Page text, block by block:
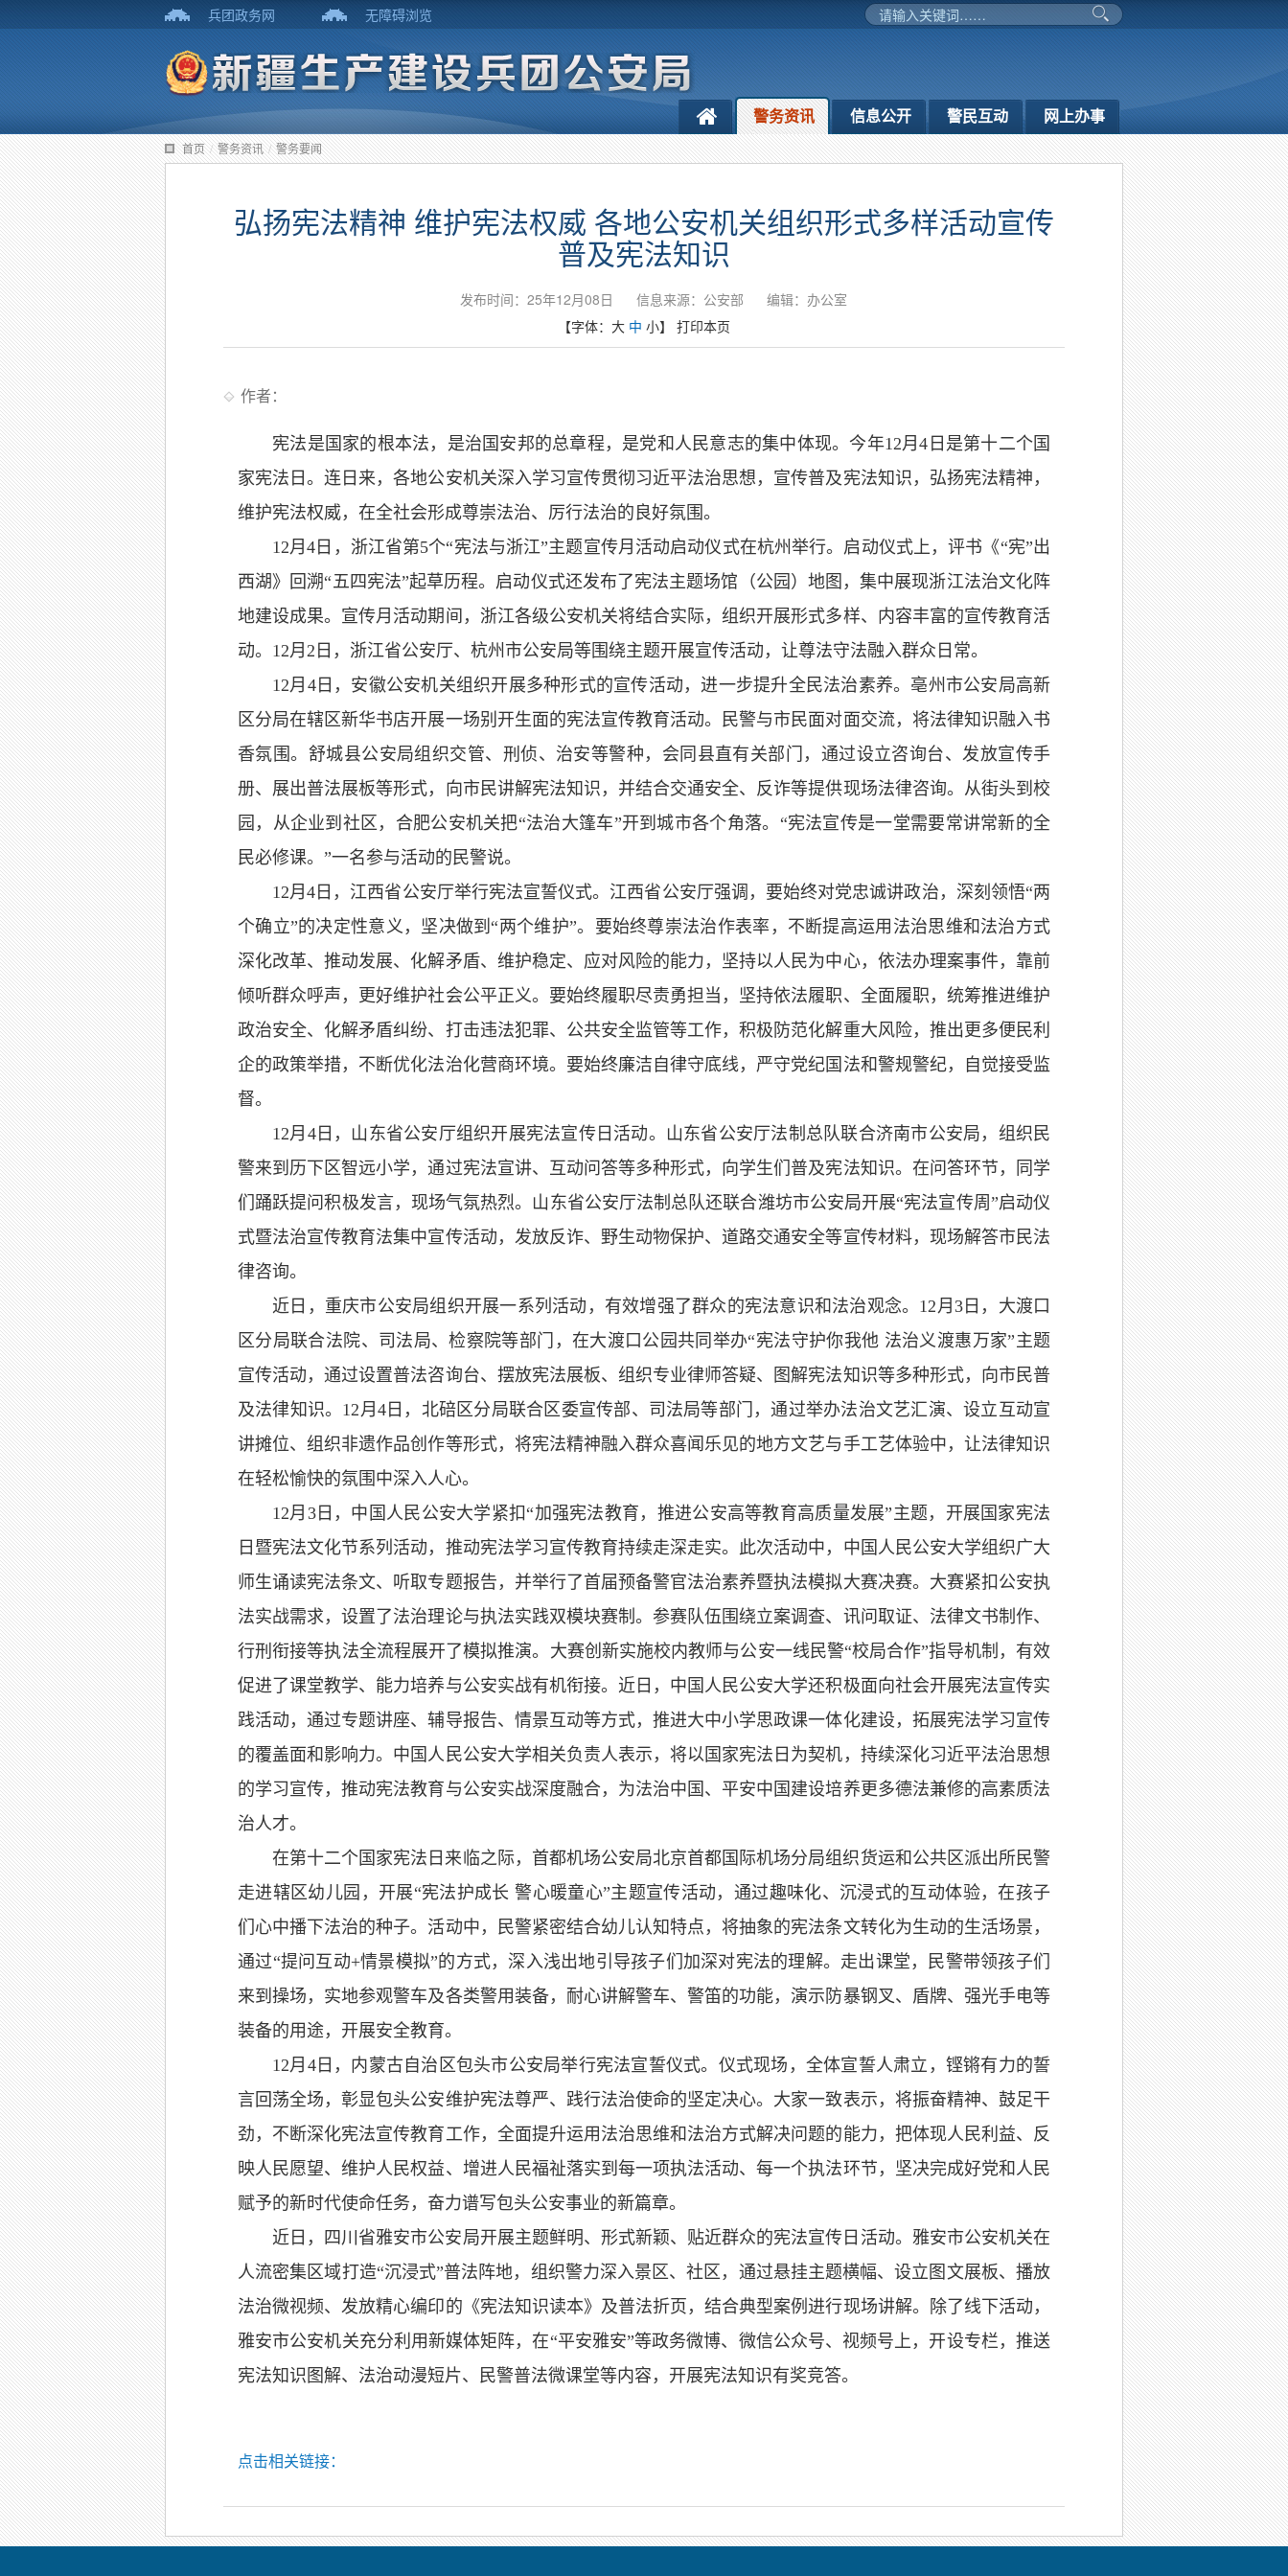
兵团政务网 无障碍浏览
警务资讯 信息公开 警民互动 网上办事
首页 / 警务资讯 / 警务要闻
弘扬宪法精神 维护宪法权威 各地公安机关组织形式多样活动宣传
普及宪法知识
发布时间：25年12月08日 信息来源：公安部
编辑：办公室
【字体： 大 中 小】 打印本页
作者：
宪法是国家的根本法，是治国安邦的总章程，是党和人民意志的集中体现。今年12月4日是第十二个国
家宪法日。连日来，各地公安机关深入学习宣传贯彻习近平法治思想，宣传普及宪法知识，弘扬宪法精神，
维护宪法权威，在全社会形成尊崇法治、厉行法治的良好氛围。
12月4日，浙江省第5个“宪法与浙江”主题宣传月活动启动仪式在杭州举行。启动仪式上，评书《“宪”出
西湖》回溯“五四宪法”起草历程。启动仪式还发布了宪法主题场馆（公园）地图，集中展现浙江法治文化阵
地建设成果。宣传月活动期间，浙江各级公安机关将结合实际，组织开展形式多样、内容丰富的宣传教育活
动。12月2日，浙江省公安厅、杭州市公安局等围绕主题开展宣传活动，让尊法守法融入群众日常。
12月4日，安徽公安机关组织开展多种形式的宣传活动，进一步提升全民法治素养。亳州市公安局高新
区分局在辖区新华书店开展一场别开生面的宪法宣传教育活动。民警与市民面对面交流，将法律知识融入书
香氛围。舒城县公安局组织交管、刑侦、治安等警种，会同县直有关部门，通过设立咨询台、发放宣传手
册、展出普法展板等形式，向市民讲解宪法知识，并结合交通安全、反诈等提供现场法律咨询。从街头到校
园，从企业到社区，合肥公安机关把“法治大篷车”开到城市各个角落。“宪法宣传是一堂需要常讲常新的全
民必修课。”一名参与活动的民警说。
12月4日，江西省公安厅举行宪法宣誓仪式。江西省公安厅强调，要始终对党忠诚讲政治，深刻领悟“两
个确立”的决定性意义，坚决做到“两个维护”。要始终尊崇法治作表率，不断提高运用法治思维和法治方式
深化改革、推动发展、化解矛盾、维护稳定、应对风险的能力，坚持以人民为中心，依法办理案事件，靠前
倾听群众呼声，更好维护社会公平正义。要始终履职尽责勇担当，坚持依法履职、全面履职，统筹推进维护
政治安全、化解矛盾纠纷、打击违法犯罪、公共安全监管等工作，积极防范化解重大风险，推出更多便民利
企的政策举措，不断优化法治化营商环境。要始终廉洁自律守底线，严守党纪国法和警规警纪，自觉接受监
督。
12月4日，山东省公安厅组织开展宪法宣传日活动。山东省公安厅法制总队联合济南市公安局，组织民
警来到历下区智远小学，通过宪法宣讲、互动问答等多种形式，向学生们普及宪法知识。在问答环节，同学
们踊跃提问积极发言，现场气氛热烈。山东省公安厅法制总队还联合潍坊市公安局开展“宪法宣传周”启动仪
式暨法治宣传教育法集中宣传活动，发放反诈、野生动物保护、道路交通安全等宣传材料，现场解答市民法
律咨询。
近日，重庆市公安局组织开展一系列活动，有效增强了群众的宪法意识和法治观念。12月3日，大渡口
区分局联合法院、司法局、检察院等部门，在大渡口公园共同举办“宪法守护你我他 法治义渡惠万家”主题
宣传活动，通过设置普法咨询台、摆放宪法展板、组织专业律师答疑、图解宪法知识等多种形式，向市民普
及法律知识。12月4日，北碚区分局联合区委宣传部、司法局等部门，通过举办法治文艺汇演、设立互动宣
讲摊位、组织非遗作品创作等形式，将宪法精神融入群众喜闻乐见的地方文艺与手工艺体验中，让法律知识
在轻松愉快的氛围中深入人心。
12月3日，中国人民公安大学紧扣“加强宪法教育，推进公安高等教育高质量发展”主题，开展国家宪法
日暨宪法文化节系列活动，推动宪法学习宣传教育持续走深走实。此次活动中，中国人民公安大学组织广大
师生诵读宪法条文、听取专题报告，并举行了首届预备警官法治素养暨执法模拟大赛决赛。大赛紧扣公安执
法实战需求，设置了法治理论与执法实践双模块赛制。参赛队伍围绕立案调查、讯问取证、法律文书制作、
行刑衔接等执法全流程展开了模拟推演。大赛创新实施校内教师与公安一线民警“校局合作”指导机制，有效
促进了课堂教学、能力培养与公安实战有机衔接。近日，中国人民公安大学还积极面向社会开展宪法宣传实
践活动，通过专题讲座、辅导报告、情景互动等方式，推进大中小学思政课一体化建设，拓展宪法学习宣传
的覆盖面和影响力。中国人民公安大学相关负责人表示，将以国家宪法日为契机，持续深化习近平法治思想
的学习宣传，推动宪法教育与公安实战深度融合，为法治中国、平安中国建设培养更多德法兼修的高素质法
治人才。
在第十二个国家宪法日来临之际，首都机场公安局北京首都国际机场分局组织货运和公共区派出所民警
走进辖区幼儿园，开展“宪法护成长 警心暖童心”主题宣传活动，通过趣味化、沉浸式的互动体验，在孩子
们心中播下法治的种子。活动中，民警紧密结合幼儿认知特点，将抽象的宪法条文转化为生动的生活场景，
通过“提问互动+情景模拟”的方式，深入浅出地引导孩子们加深对宪法的理解。走出课堂，民警带领孩子们
来到操场，实地参观警车及各类警用装备，耐心讲解警车、警笛的功能，演示防暴钢叉、盾牌、强光手电等
装备的用途，开展安全教育。
12月4日，内蒙古自治区包头市公安局举行宪法宣誓仪式。仪式现场，全体宣誓人肃立，铿锵有力的誓
言回荡全场，彰显包头公安维护宪法尊严、践行法治使命的坚定决心。大家一致表示，将振奋精神、鼓足干
劲，不断深化宪法宣传教育工作，全面提升运用法治思维和法治方式解决问题的能力，把体现人民利益、反
映人民愿望、维护人民权益、增进人民福祉落实到每一项执法活动、每一个执法环节，坚决完成好党和人民
赋予的新时代使命任务，奋力谱写包头公安事业的新篇章。
近日，四川省雅安市公安局开展主题鲜明、形式新颖、贴近群众的宪法宣传日活动。雅安市公安机关在
人流密集区域打造“沉浸式”普法阵地，组织警力深入景区、社区，通过悬挂主题横幅、设立图文展板、播放
法治微视频、发放精心编印的《宪法知识读本》及普法折页，结合典型案例进行现场讲解。除了线下活动，
雅安市公安机关充分利用新媒体矩阵，在“平安雅安”等政务微博、微信公众号、视频号上，开设专栏，推送
宪法知识图解、法治动漫短片、民警普法微课堂等内容，开展宪法知识有奖竞答。
点击相关链接：